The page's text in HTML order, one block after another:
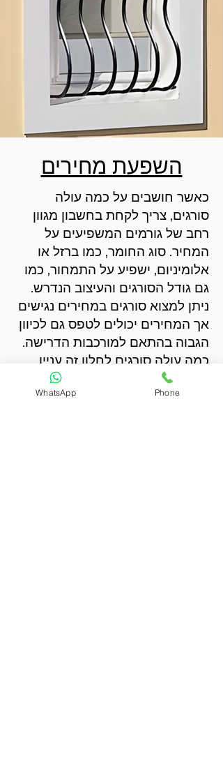
השפעת מחירים
כאשר חושבים על כמה עולה
סורגים, צריך לקחת בחשבון מגוון
רחב של גורמים המשפיעים על
המחיר. סוג החומר, כמו ברזל או
אלומיניום, ישפיע על התמחור, כמו
גם גודל הסורגים והעיצוב הנדרש.
ניתן למצוא סורגים במחירים נגישים
אך המחירים יכולים לטפס גם לכיוון
הגבוה בהתאם למורכבות הדרישה.
כמה עולה סורגים לחלון זה עניין
שמשתנה בהתאם לצרכים של
הלקוח. אם יש צורך בסורגיםWhatsApp Phone